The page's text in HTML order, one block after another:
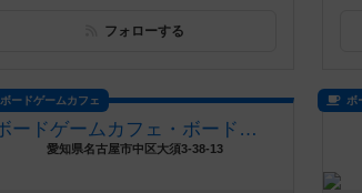
フォローする
ボードゲームカフェ
ボードゲームカフェ・ボードボード
愛知県名古屋市中区大須3-38-13
ボ